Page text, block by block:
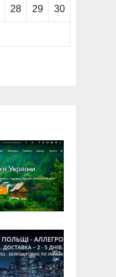
28 29 30